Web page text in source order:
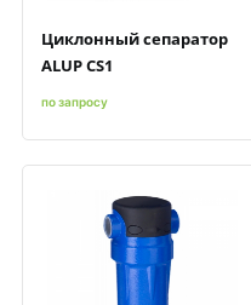
Циклонный сепаратор
ALUP CS1
по запросу